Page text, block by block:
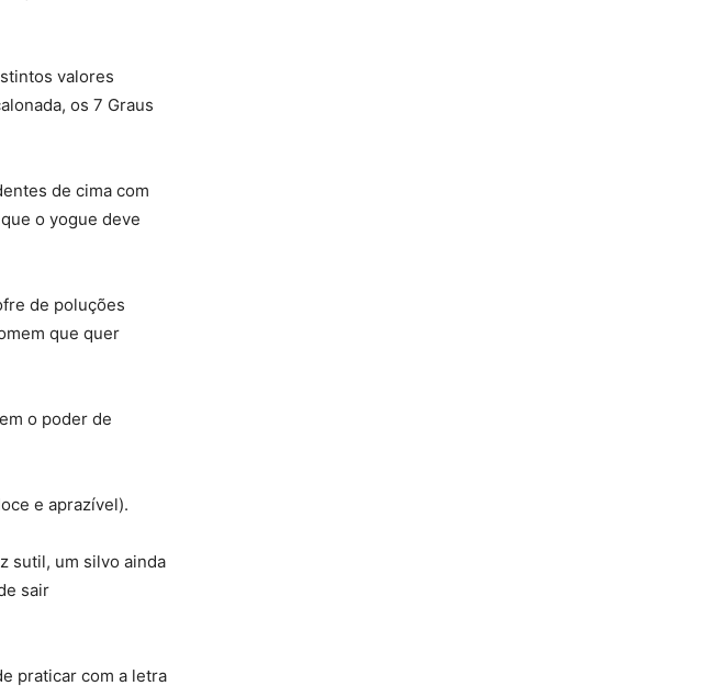
valores
os 7 Graus
de cima com
o yogue deve
de poluções
que quer
o poder de
e aprazível).
sutil, um silvo ainda
sair
praticar com a letra